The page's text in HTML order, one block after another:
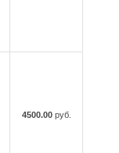
4500.00руб.